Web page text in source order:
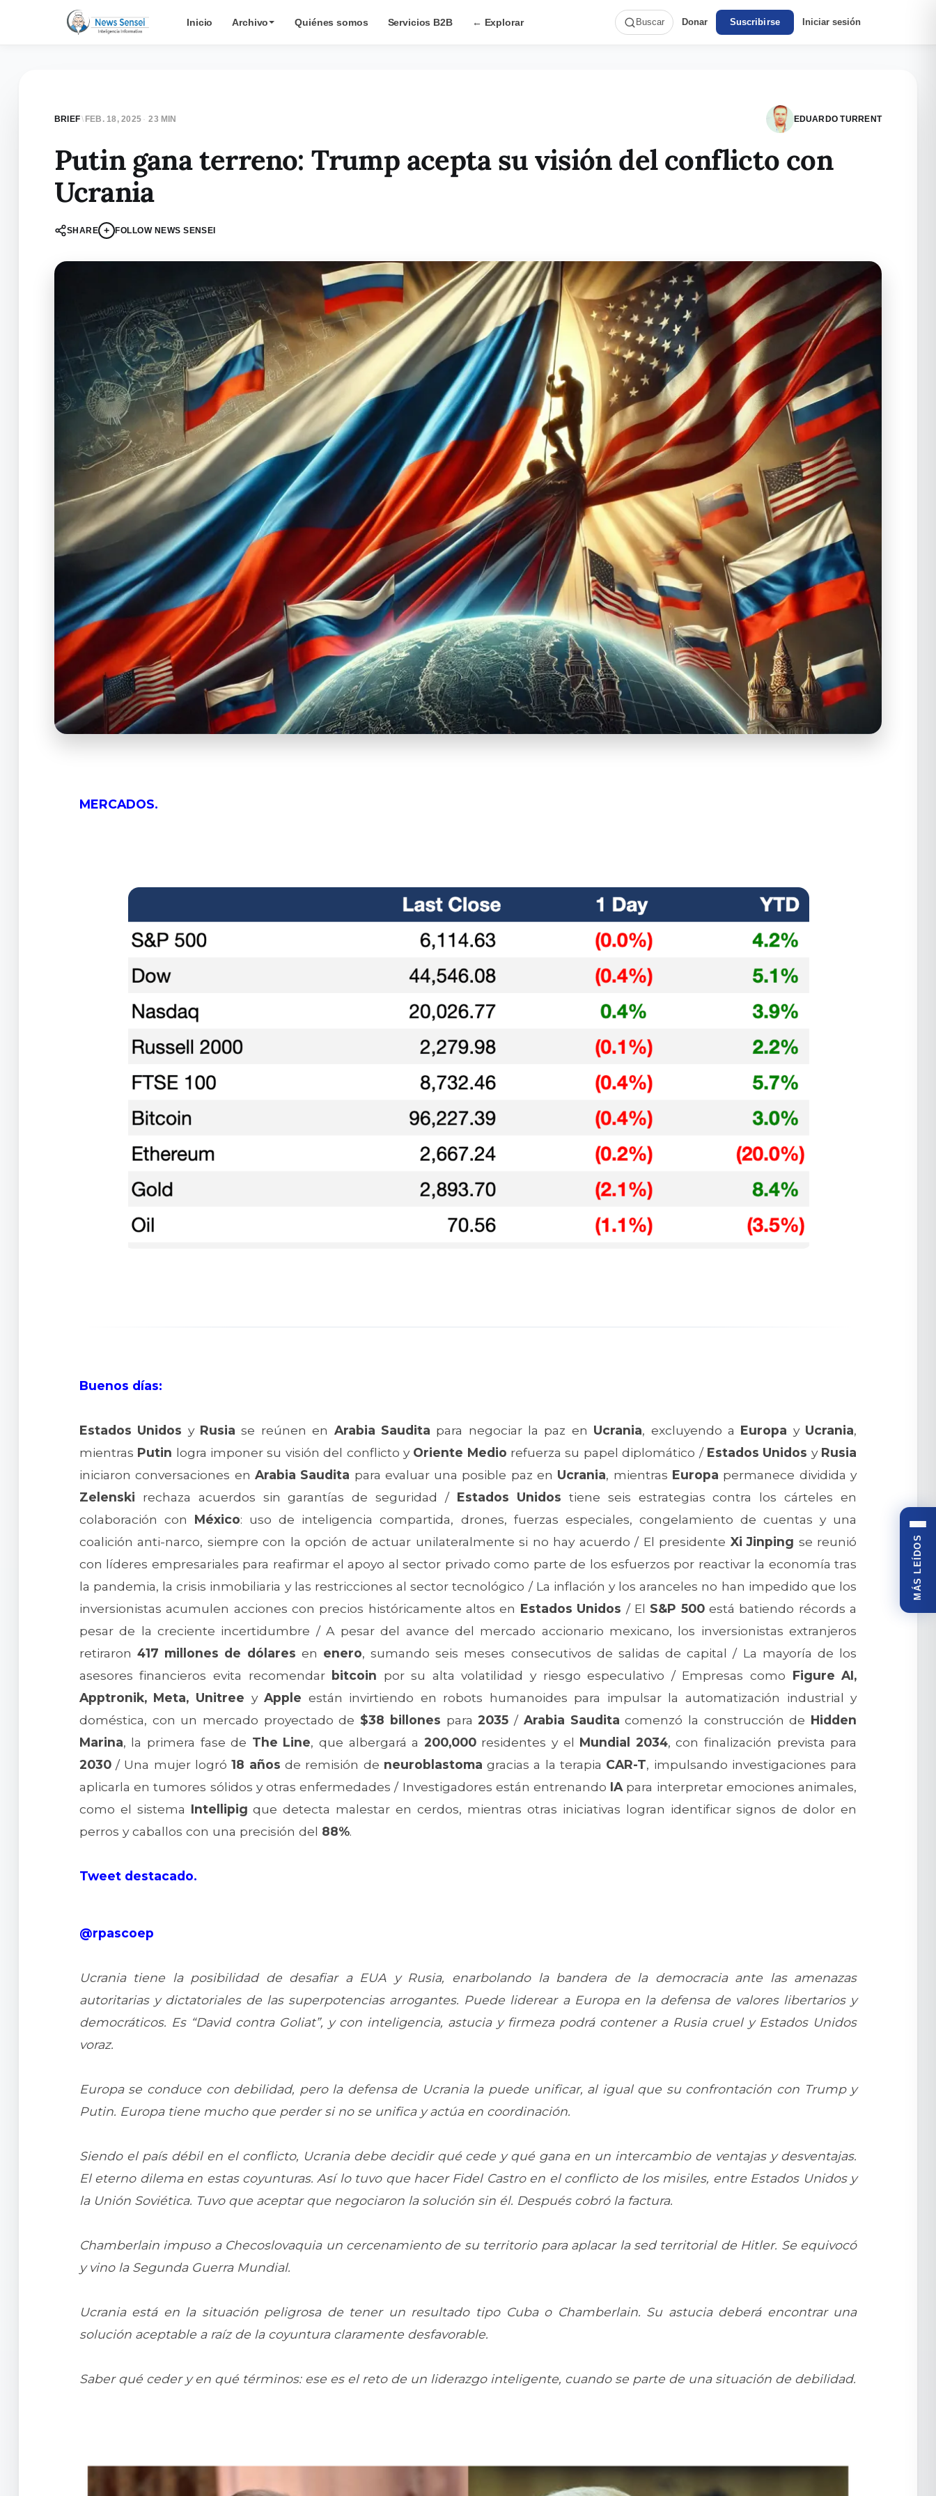
Inicio Archivo Quiénes somos Servicios B2B ← Explorar Buscar Donar Suscribirse Iniciar sesión
BRIEF\ FEB. 18, 2025 · 23 MIN EDUARDO TURRENT
Putin gana terreno: Trump acepta su visión del conflicto con
Ucrania
SHARE + FOLLOW NEWS SENSEI
MERCADOS.
Buenos días:
Estados Unidos y Rusia se reúnen en Arabia Saudita para negociar la paz en Ucrania, excluyendo a Europa y Ucrania,
mientras Putin logra imponer su visión del conflicto y Oriente Medio refuerza su papel diplomático / Estados Unidos y Rusia
iniciaron conversaciones en Arabia Saudita para evaluar una posible paz en Ucrania, mientras Europa permanece dividida y
Zelenski rechaza acuerdos sin garantías de seguridad / Estados Unidos tiene seis estrategias contra los cárteles en
colaboración con México: uso de inteligencia compartida, drones, fuerzas especiales, congelamiento de cuentas y una
coalición anti-narco, siempre con la opción de actuar unilateralmente si no hay acuerdo / El presidente Xi Jinping se reunió
con líderes empresariales para reafirmar el apoyo al sector privado como parte de los esfuerzos por reactivar la economía tras
la pandemia, la crisis inmobiliaria y las restricciones al sector tecnológico / La inflación y los aranceles no han impedido que los
inversionistas acumulen acciones con precios históricamente altos en Estados Unidos / El S&P 500está batiendo récords a
pesar de la creciente incertidumbre / A pesar del avance del mercado accionario mexicano, los inversionistas extranjeros
retiraron417 millones de dólares en enero, sumando seis meses consecutivos de salidas de capital / La mayoría de los
asesores financieros evita recomendar bitcoin por su alta volatilidad y riesgo especulativo / Empresas como Figure AI,
Apptronik, Meta, Unitree yApple están invirtiendo en robots humanoides para impulsar la automatización industrial y
doméstica, con un mercado proyectado de $38 billones para2035 / Arabia Saudita comenzó la construcción de Hidden
Marina, la primera fase de The Line, que albergará a 200,000residentes y el Mundial 2034, con finalización prevista para
2030/ Una mujer logró18 años de remisión de neuroblastoma gracias a la terapia CAR-T, impulsando investigaciones para
aplicarla en tumores sólidos y otras enfermedades / Investigadores están entrenando IA para interpretar emociones animales,
como el sistema Intellipig que detecta malestar en cerdos, mientras otras iniciativas logran identificar signos de dolor en
perros y caballos con una precisión del 88%.
Tweet destacado.
@rpascoep
Ucrania tiene la posibilidad de desafiar a EUA y Rusia, enarbolando la bandera de la democracia ante las amenazas
autoritarias y dictatoriales de las superpotencias arrogantes. Puede liderear a Europa en la defensa de valores libertarios y
democráticos. Es “David contra Goliat”, y con inteligencia, astucia y firmeza podrá contener a Rusia cruel y Estados Unidos
voraz.
Europa se conduce con debilidad, pero la defensa de Ucrania la puede unificar, al igual que su confrontación con Trump y
Putin. Europa tiene mucho que perder si no se unifica y actúa en coordinación.
Siendo el país débil en el conflicto, Ucrania debe decidir qué cede y qué gana en un intercambio de ventajas y desventajas.
El eterno dilema en estas coyunturas. Así lo tuvo que hacer Fidel Castro en el conflicto de los misiles, entre Estados Unidos y
la Unión Soviética. Tuvo que aceptar que negociaron la solución sin él. Después cobró la factura.
Chamberlain impuso a Checoslovaquia un cercenamiento de su territorio para aplacar la sed territorial de Hitler. Se equivocó
y vino la Segunda Guerra Mundial.
Ucrania está en la situación peligrosa de tener un resultado tipo Cuba o Chamberlain. Su astucia deberá encontrar una
solución aceptable a raíz de la coyuntura claramente desfavorable.
Saber qué ceder y en qué términos: ese es el reto de un liderazgo inteligente, cuando se parte de una situación de debilidad.
MÁS LEÍDOS